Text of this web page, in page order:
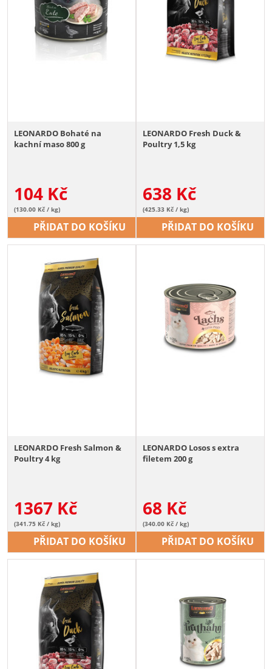
LEONARDO Bohaté na
kachní maso 800 g
104 Kč
(130.00 Kč / kg)
PŘIDAT DO KOŠÍKU
LEONARDO Fresh Duck &
Poultry 1,5 kg
638 Kč
(425.33 Kč / kg)
PŘIDAT DO KOŠÍKU
LEONARDO Fresh Salmon &
Poultry 4 kg
1367 Kč
(341.75 Kč / kg)
PŘIDAT DO KOŠÍKU
LEONARDO Losos s extra
filetem 200 g
68 Kč
(340.00 Kč / kg)
PŘIDAT DO KOŠÍKU